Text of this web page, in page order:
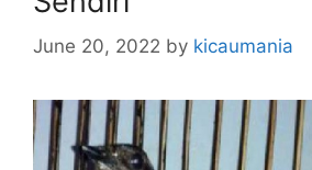
June 20, 2022 by kicaumania